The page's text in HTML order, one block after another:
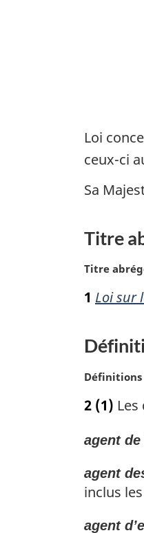
Loi
ceux-ci
Sa
Titre
N
t
a
g
n
l
:
Titre
1 Loi sur
N
t
m
r
g
Définitions
2 (1)
agent
agent
inclus
agent